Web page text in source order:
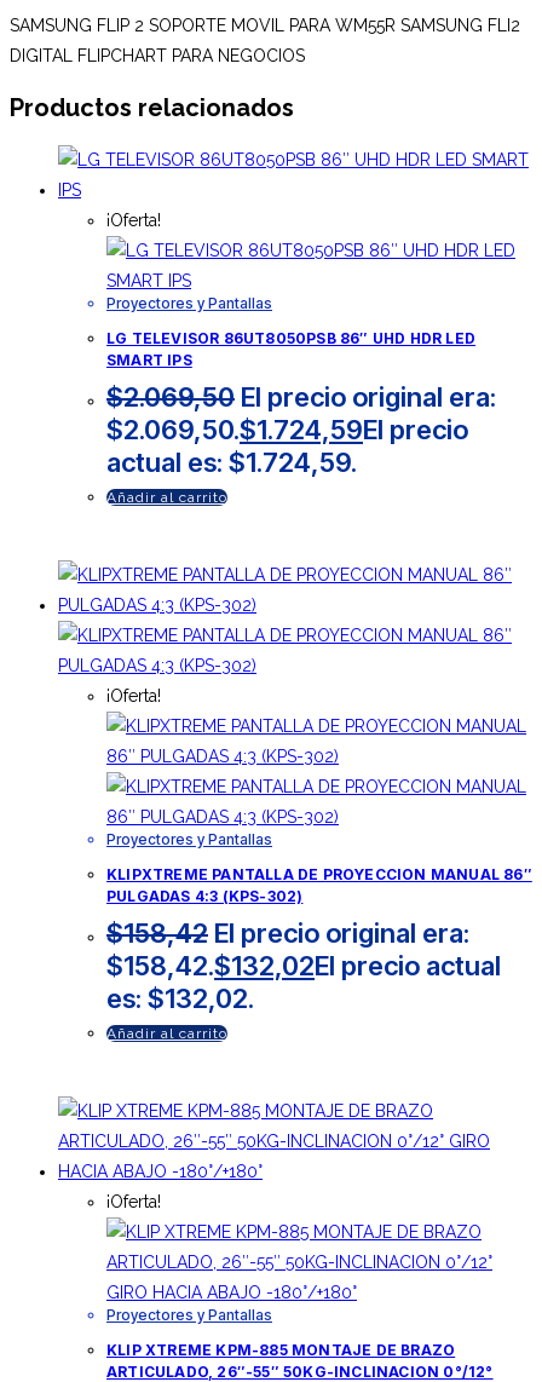
SAMSUNG FLIP 2 SOPORTE MOVIL PARA WM55R SAMSUNG FLI2
DIGITAL FLIPCHART PARA NEGOCIOS
Productos relacionados
¡Oferta!
Proyectores y Pantallas
LG TELEVISOR 86UT8050PSB 86″ UHD HDR LED
SMART IPS
$2.069,50 El precio original era:
$2.069,50.$1.724,59El precio
actual es: $1.724,59.
Añadir al carrito
¡Oferta!
Proyectores y Pantallas
KLIPXTREME PANTALLA DE PROYECCION MANUAL 86″
PULGADAS 4:3 (KPS-302)
$158,42 El precio original era:
$158,42.$132,02El precio actual
es: $132,02.
Añadir al carrito
¡Oferta!
Proyectores y Pantallas
KLIP XTREME KPM-885 MONTAJE DE BRAZO
ARTICULADO, 26″-55″ 50KG-INCLINACION 0°/12°